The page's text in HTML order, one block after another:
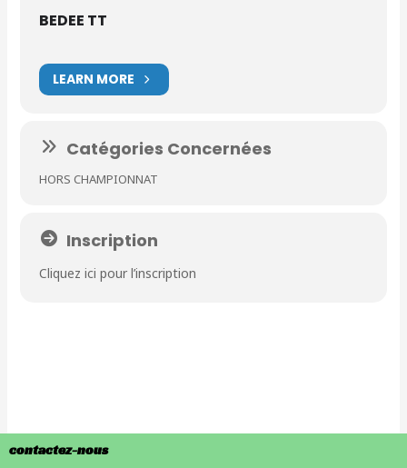
BEDEE TT
LEARN MORE
Catégories Concernées
HORS CHAMPIONNAT
Inscription
Cliquez ici pour l’inscription
contactez-nous